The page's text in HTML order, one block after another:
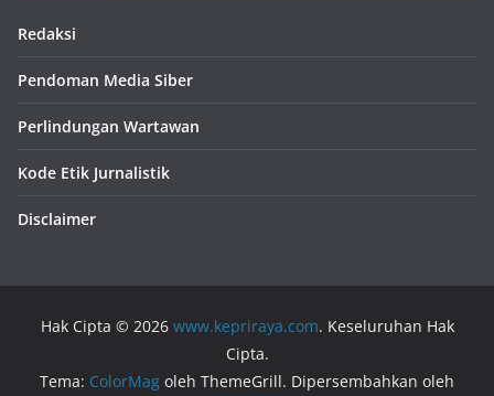
Redaksi
Pendoman Media Siber
Perlindungan Wartawan
Kode Etik Jurnalistik
Disclaimer
Hak Cipta © 2026 www.kepriraya.com. Keseluruhan Hak
Cipta.
Tema: ColorMag oleh ThemeGrill. Dipersembahkan oleh